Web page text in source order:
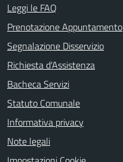
Leggi le FAQ
Prenotazione Appuntamento
Segnalazione Disservizio
Richiesta d'Assistenza
Bacheca Servizi
Statuto Comunale
Informativa privacy
Note legali